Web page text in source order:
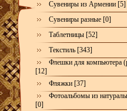
Сувениры из Армении [5]
Сувениры разные [0]
Таблетницы [52]
Текстиль [343]
Флешки для компьютера
[12]
Фляжки [37]
Фотоальбомы из
[0]